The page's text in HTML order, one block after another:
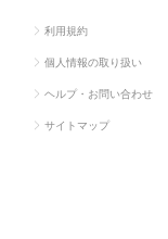
利用規約
個人情報の取り扱い
ヘルプ・お問い合わせ
サイトマップ